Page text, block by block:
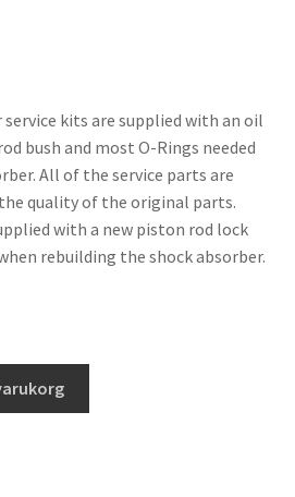
service kits are supplied with an oil
bush and most O-Rings needed
All of the service parts are
quality of the original parts.
with a new piston rod lock
rebuilding the shock absorber.